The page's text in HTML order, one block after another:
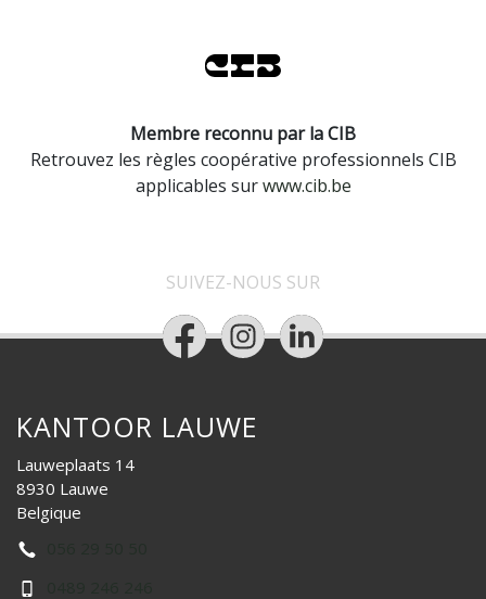
Membre reconnu par la CIB
Retrouvez les règles coopérative professionnels CIB
applicables surwww.cib.be
SUIVEZ-NOUS SUR
KANTOOR LAUWE
Lauweplaats 14
8930 Lauwe
Belgique